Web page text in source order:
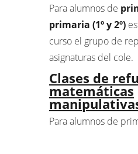
Para alumnos de
primaria (1º y 2º)
curso el grupo de
asignaturas del cole.
Clases de
matemáticas
Para alumnos de